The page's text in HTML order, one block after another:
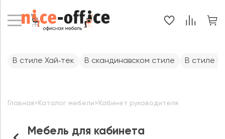
Мебель для кабинета
Главная> Каталог мебели> Кабинет руководителя
В стиле Хай‑тек В скандинавском стиле В стиле